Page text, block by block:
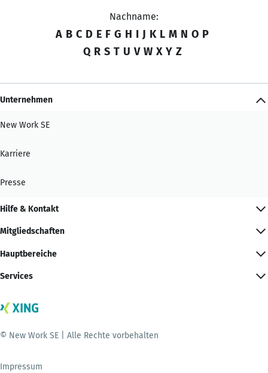
Nachname:
A B C D E F G H I J K L M N O P
Q R S T U V W X Y Z
Unternehmen
New Work SE
Karriere
Presse
Hilfe & Kontakt
Mitgliedschaften
Hauptbereiche
Services
© New Work SE | Alle Rechte vorbehalten
Impressum